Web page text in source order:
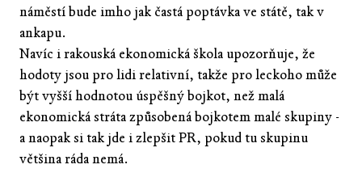
náměstí bude imho jak častá poptávka ve státě, tak v
ankapu.
Navíc i rakouská ekonomická škola upozorňuje, že
hodoty jsou pro lidi relativní, takže pro leckoho může
být vyšší hodnotou úspěšný bojkot, než malá
ekonomická stráta způsobená bojkotem malé skupiny -
a naopak si tak jde i zlepšit PR, pokud tu skupinu
většina ráda nemá.